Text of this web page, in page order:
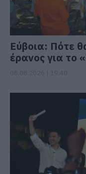
Εύβοια: Πότε
έρανος για το